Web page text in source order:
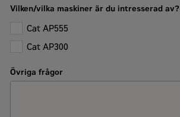
Vilken/vilka maskiner är du intresserad av?
Cat AP555
Cat AP300
Övriga frågor